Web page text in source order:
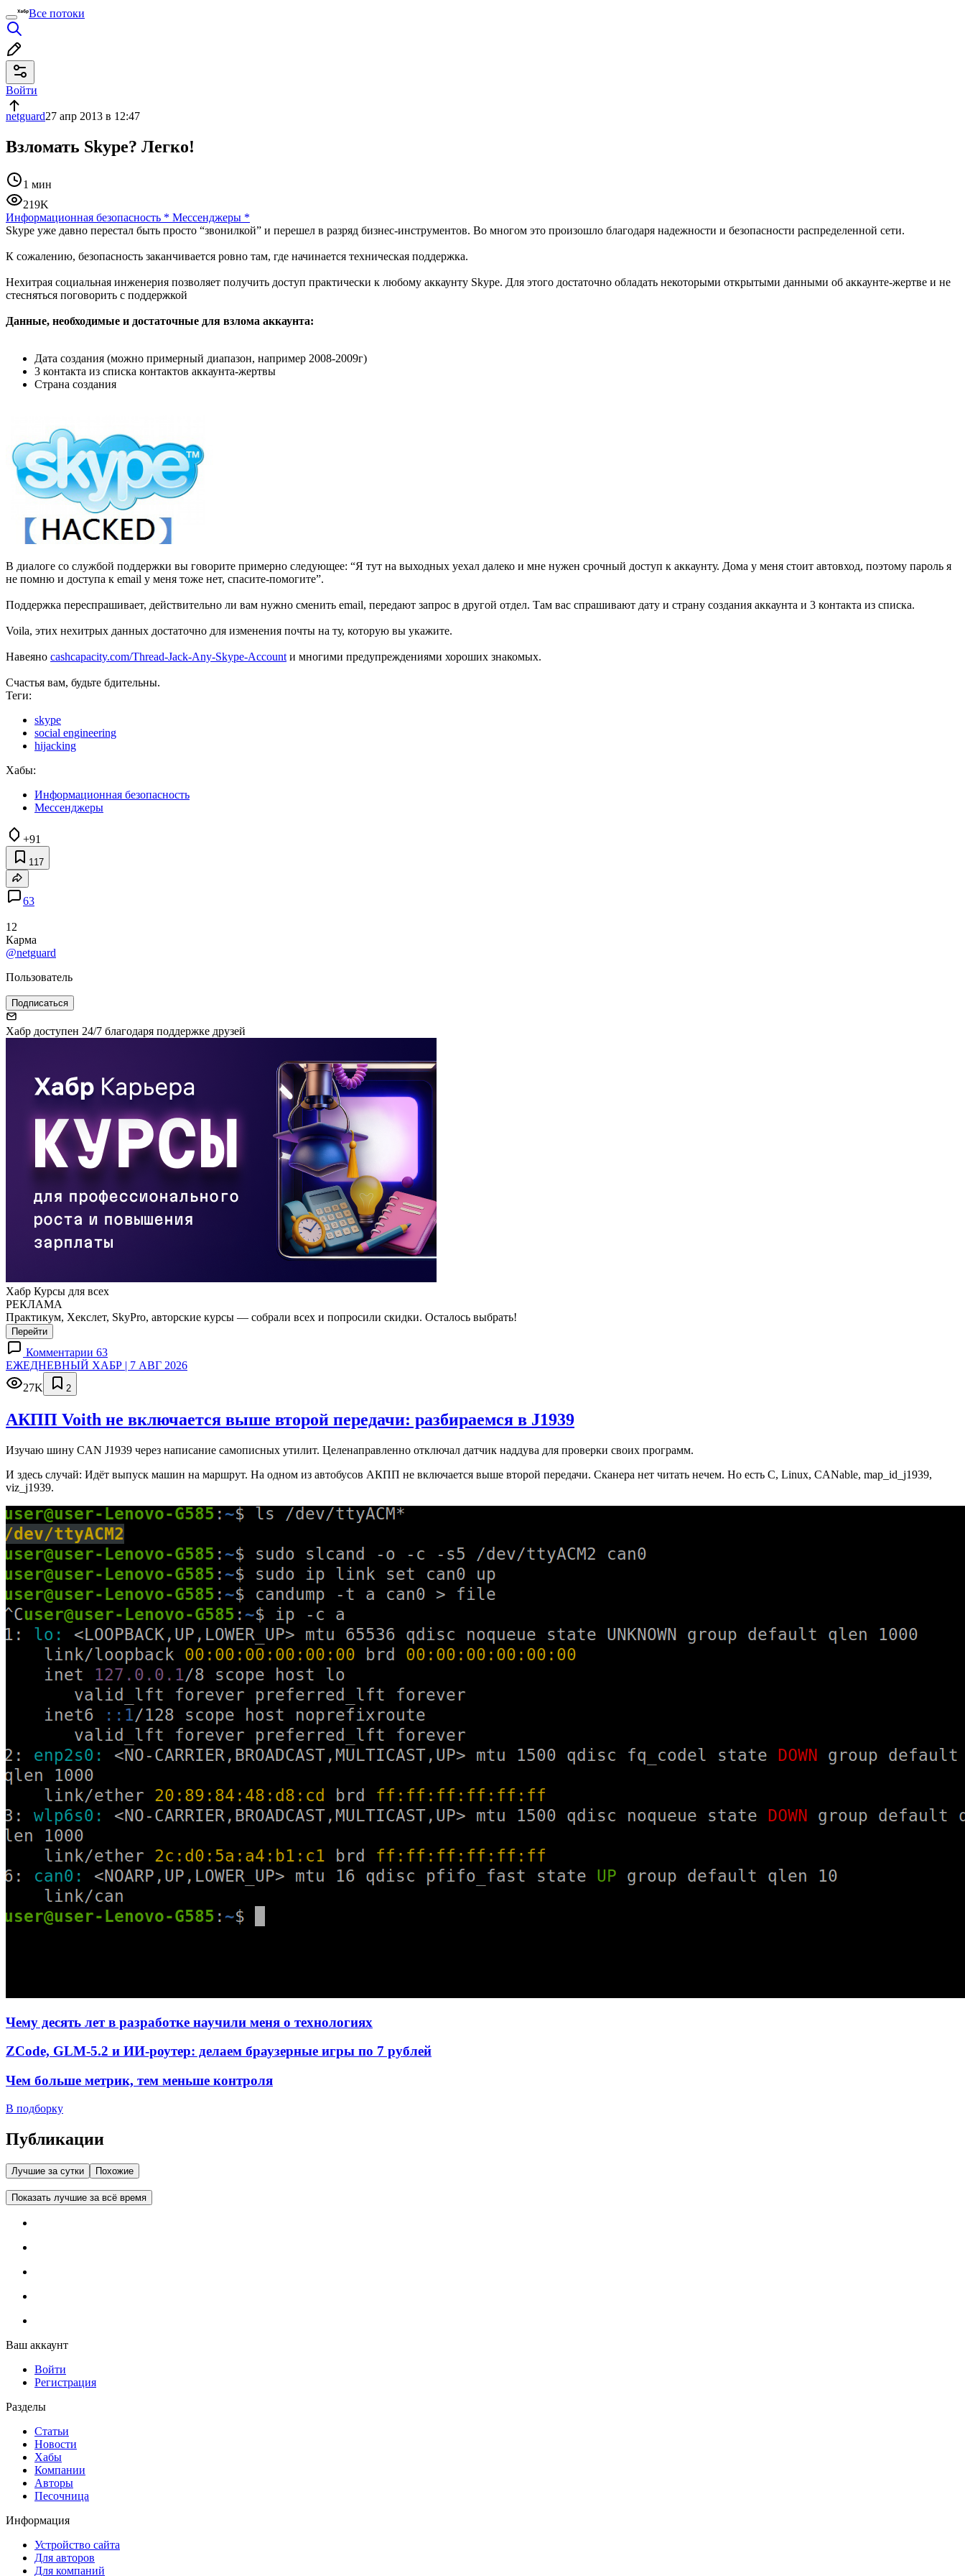
Все потоки
Войти
netguard27 апр 2013 в 12:47
Взломать Skype? Легко!
1 мин
219K
Информационная безопасность * Мессенджеры *
Skype уже давно перестал быть просто “звонилкой” и перешел в разряд бизнес-инструментов. Во многом это произошло благодаря надежности и безопасности распределенной сети.
К сожалению, безопасность заканчивается ровно там, где начинается техническая поддержка.
Нехитрая социальная инженерия позволяет получить доступ практически к любому аккаунту Skype. Для этого достаточно обладать некоторыми открытыми данными об аккаунте-жертве и не
стесняться поговорить с поддержкой
Данные, необходимые и достаточные для взлома аккаунта:
Дата создания (можно примерный диапазон, например 2008-2009г)
3 контакта из списка контактов аккаунта-жертвы
Страна создания
В диалоге со службой поддержки вы говорите примерно следующее: “Я тут на выходных уехал далеко и мне нужен срочный доступ к аккаунту. Дома у меня стоит автовход, поэтому пароль я
не помню и доступа к email у меня тоже нет, спасите-помогите”.
Поддержка переспрашивает, действительно ли вам нужно сменить email, передают запрос в другой отдел. Там вас спрашивают дату и страну создания аккаунта и 3 контакта из списка.
Voila, этих нехитрых данных достаточно для изменения почты на ту, которую вы укажите.
Навеяно cashcapacity.com/Thread-Jack-Any-Skype-Account и многими предупреждениями хороших знакомых.
Счастья вам, будьте бдительны.
Теги:
skype
social engineering
hijacking
Хабы:
Информационная безопасность
Мессенджеры
+91
117
63
12
Карма
@netguard
Пользователь
Подписаться
Хабр доступен 24/7 благодаря поддержке друзей
Хабр Курсы для всех
РЕКЛАМА
Практикум, Хекслет, SkyPro, авторские курсы — собрали всех и попросили скидки. Осталось выбрать!
Перейти
Комментарии 63
ЕЖЕДНЕВНЫЙ ХАБР | 7 АВГ 2026
27K
2
АКПП Voith не включается выше второй передачи: разбираемся в J1939
Изучаю шину CAN J1939 через написание самописных утилит. Целенаправленно отключал датчик наддува для проверки своих программ.
И здесь случай: Идёт выпуск машин на маршрут. На одном из автобусов АКПП не включается выше второй передачи. Сканера нет читать нечем. Но есть C, Linux, CANable, map_id_j1939,
viz_j1939.
Чему десять лет в разработке научили меня о технологиях
ZCode, GLM-5.2 и ИИ-роутер: делаем браузерные игры по 7 рублей
Чем больше метрик, тем меньше контроля
В подборку
Публикации
Лучшие за сутки Похожие
Показать лучшие за всё время
Ваш аккаунт
Войти
Регистрация
Разделы
Статьи
Новости
Хабы
Компании
Авторы
Песочница
Информация
Устройство сайта
Для авторов
Для компаний